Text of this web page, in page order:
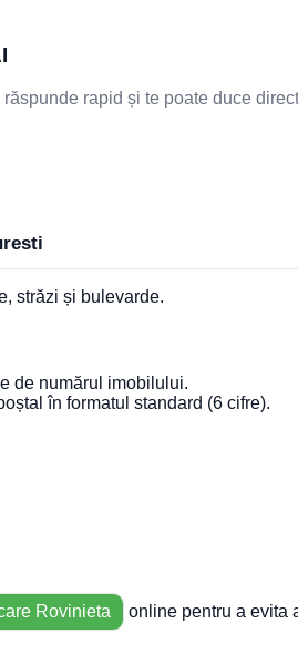
rapid și te poate duce
străzi și bulevarde.
de numărul imobilului.
în formatul standard (6 cifre).
Rovinieta online pentru a evita